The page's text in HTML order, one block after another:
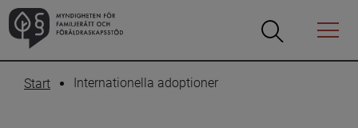
Öppna
Öppna
Menyn
Start Internationella adoptioner